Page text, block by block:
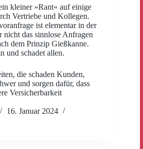
kleiner »Rant« auf einige
Vertriebe und Kollegen.
ist elementar in der
nicht das sinnlose Anfragen
dem Prinzip Gießkanne.
und schadet allen.
die schaden Kunden,
und sorgen dafür, dass
Versicherbarkeit
16. Januar 2024